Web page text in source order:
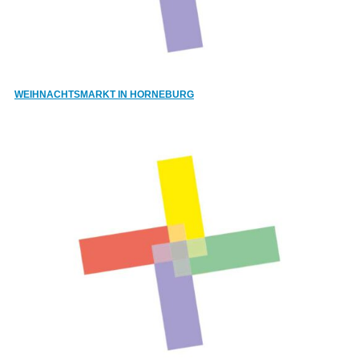
WEIHNACHTSMARKT IN HORNEBURG